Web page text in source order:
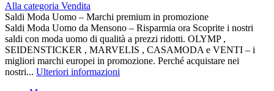
Alla categoria Vendita
Saldi Moda Uomo – Marchi premium in promozione
Saldi Moda Uomo da Mensono – Risparmia ora Scoprite i nostri
saldi con moda uomo di qualità a prezzi ridotti. OLYMP ,
SEIDENSTICKER , MARVELIS , CASAMODA e VENTI – i
migliori marchi europei in promozione. Perché acquistare nei
nostri... Ulteriori informazioni